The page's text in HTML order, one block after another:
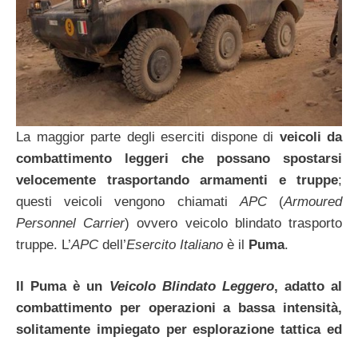
La maggior parte degli eserciti dispone di veicoli da
combattimento leggeri che possano spostarsi
velocemente trasportando armamenti e truppe;
questi veicoli vengono chiamati APC(Armoured
Personnel Carrier) ovvero veicolo blindato trasporto
truppe. L’APCdell’Esercito Italiano è il Puma.
Il Puma è un Veicolo Blindato Leggero, adatto al
combattimento per operazioni a bassa intensità,
solitamente impiegato per esplorazione tattica ed